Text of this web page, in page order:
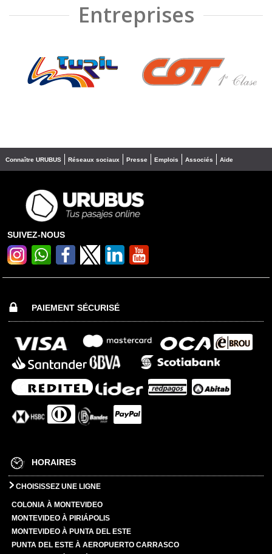
Entreprises
❮ ❯
Connaître URUBUS Réseaux sociaux Presse Emplois Associés Aide
SUIVEZ-NOUS
PAIEMENT SÉCURISÉ
HORAIRES
CHOISISSEZ UNE LIGNE
COLONIA À MONTEVIDEO
MONTEVIDEO À PIRIÁPOLIS
MONTEVIDEO À PUNTA DEL ESTE
PUNTA DEL ESTE À AEROPUERTO CARRASCO